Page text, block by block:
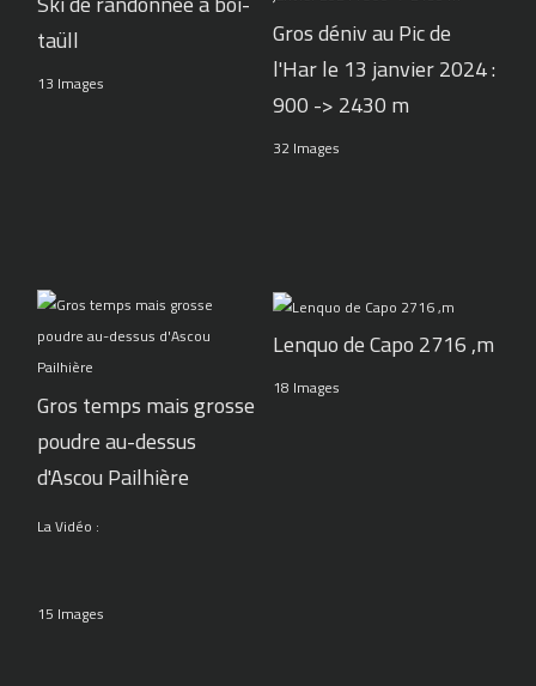
taüll
13 Images
Gros déniv au Pic de
l'Har le 13 janvier 2024 :
900 -> 2430 m
32 Images
Gros temps mais grosse
poudre au-dessus
d'Ascou Pailhière
La Vidéo :
15 Images
Lenquo de Capo 2716 ,m
18 Images